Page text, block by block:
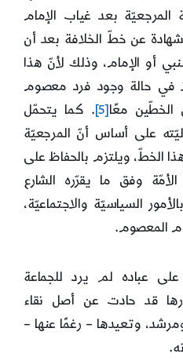
المرجعيّة بعد غياب الإمام
عن خطّ الخلافة بعد أن
أو الإمام، وذلك لأنّ هذا
في حالة وجود فرد معصوم
الخطّين معًا [5]
. كما يتحمّل
على أساس أنّ المرجعيّة
الخطّ، ويلتزم بالحفاظ على
الأمّة وفق ما يقرّره الشارع
السياسيّة والاجتماعيّة،
المعصوم.
عباده لم يرد للجماعة
قد حادت عن أصل نقاء
وتعيدها – رغمًا عنها –